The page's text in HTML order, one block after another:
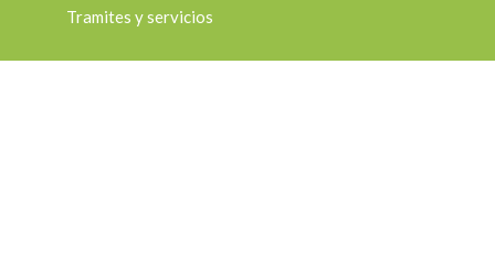
Tramites y servicios